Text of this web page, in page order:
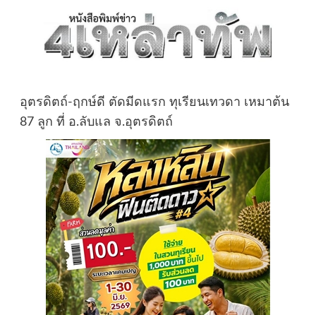
อุตรดิตถ์-ฤกษ์ดี ตัดมีดแรก ทุเรียนเทวดา เหมาต้น
87 ลูก ที่ อ.ลับแล จ.อุตรดิตถ์